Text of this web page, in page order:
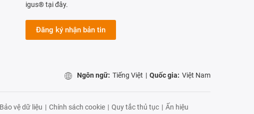
igus® tại đây.
Đăng ký nhận bản tin
Ngôn ngữ: Tiếng Việt | Quốc gia: Việt Nam
Bảo vệ dữ liệu | Chính sách cookie | Quy tắc thủ tục | Ấn hiệu